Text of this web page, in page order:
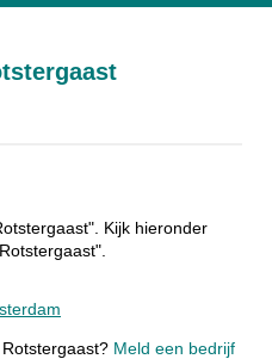
Kijk hieronder
Meld een bedrijf